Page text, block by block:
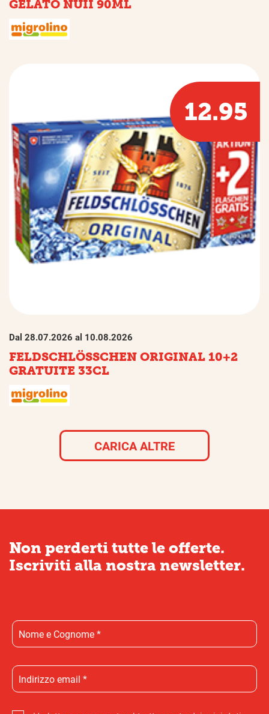
GELATO NUII 90ML
12.95
Dal 28.07.2026 al 10.08.2026
FELDSCHLÖSSCHEN ORIGINAL 10+2
GRATUITE 33CL
CARICA ALTRE
Non perderti tutte le offerte.
Iscriviti alla nostra newsletter.